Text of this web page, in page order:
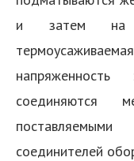
и затем на
соединяются
соединителей